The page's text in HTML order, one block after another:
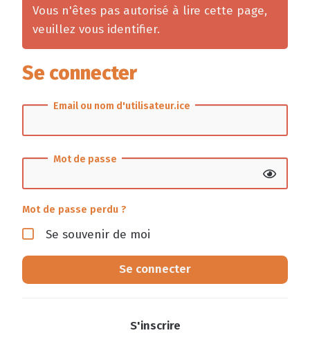
Vous n'êtes pas autorisé à lire cette page,
veuillez vous identifier.
Se connecter
Email ou nom d'utilisateur.ice
Mot de passe
Mot de passe perdu ?
Se souvenir de moi
Se connecter
S'inscrire